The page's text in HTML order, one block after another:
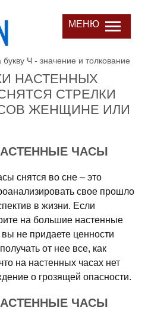
МЕНЮ
Ч - значение и толкование
НАСТЕННЫХ
СТРЕЛКИ
ЖЕНЩИНЕ ИЛИ
ЧАСЫ
снятся во сне – это
свое прошло
в жизни. Если
на большие настенные
не придаете ценности
от нее все, как
на настенных часах нет
о грозящей опасности.
ЧАСЫ